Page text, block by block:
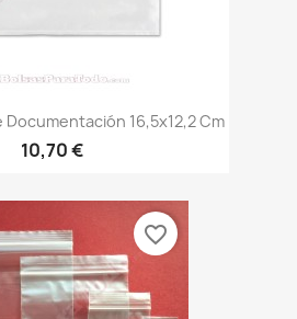
16,5x12,2 Cm
10,70 €
favorite_border